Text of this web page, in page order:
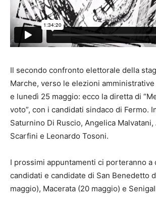
Il secondo confronto elettorale della
Marche, verso le elezioni
e lunedì 25 maggio: ecco la diretta di
voto”, con i candidati sindaco di Fermo.
Saturnino Di Ruscio, Angelica
Scarfini e Leonardo Tosoni.
I prossimi appuntamenti ci porteranno a
candidati e candidate di San Benedetto
maggio), Macerata (20 maggio) e